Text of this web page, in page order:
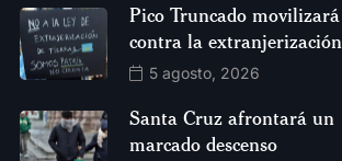
Pico Truncado movilizará
contra la extranjerización
5 agosto, 2026
Santa Cruz afrontará un
marcado descenso